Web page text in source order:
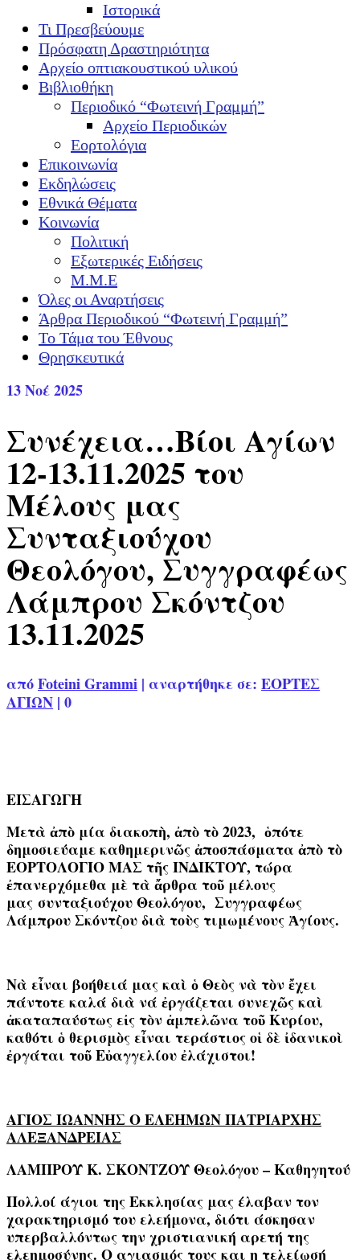
Ιστορικά
Τι Πρεσβεύουμε
Πρόσφατη Δραστηριότητα
Αρχείο οπτιακουστικού υλικού
Βιβλιοθήκη
Περιοδικό “Φωτεινή Γραμμή”
Αρχείο Περιοδικών
Εορτολόγια
Επικοινωνία
Εκδηλώσεις
Εθνικά Θέματα
Κοινωνία
Πολιτική
Εξωτερικές Ειδήσεις
Μ.Μ.Ε
Όλες οι Αναρτήσεις
Άρθρα Περιοδικού “Φωτεινή Γραμμή”
Το Τάμα του Έθνους
Θρησκευτικά
13Νοέ 2025
Συνέχεια…Βίοι Αγίων
12-13.11.2025 του
Μέλους μας
Συνταξιούχου
Θεολόγου, Συγγραφέως
Λάμπρου Σκόντζου
13.11.2025
απόFoteini Grammi | αναρτήθηκε σε: ΕΟΡΤΕΣ
ΑΓΙΩΝ | 0
ΕΙΣΑΓΩΓΗ
Μετὰ ἀπὸ μία διακοπὴ, ἀπὸ τὸ 2023, ὁπότε
δημοσιεύαμε καθημερινῶς ἀποσπάσματα ἀπὸ τὸ
ΕΟΡΤΟΛΟΓΙΟ ΜΑΣ τῆς ΙΝΔΙΚΤΟΥ, τώρα
ἐπανερχόμεθα μὲ τὰ ἄρθρα τοῦ μέλους
μας συνταξιούχου Θεολόγου, Συγγραφέως
Λάμπρου Σκόντζου διὰ τοὺς τιμωμένους Ἁγίους.
Νὰ εἶναι βοήθειά μας καὶ ὁ Θεὸς νὰ τὸν ἔχει
πάντοτε καλά διὰ νά ἐργάζεται συνεχῶς καὶ
ἀκαταπαύστως εἰς τὸν ἀμπελῶνα τοῦ Κυρίου,
καθότι ὁ θερισμὸς εἶναι τεράστιος οἱ δὲ ἰδανικοὶ
ἐργάται τοῦ Εὐαγγελίου ἐλάχιστοι!
ΑΓΙΟΣ ΙΩΑΝΝΗΣ Ο ΕΛΕΗΜΩΝ ΠΑΤΡΙΑΡΧΗΣ
ΑΛΕΞΑΝΔΡΕΙΑΣ
ΛΑΜΠΡΟΥ Κ. ΣΚΟΝΤΖΟΥ Θεολόγου – Καθηγητού
Πολλοί άγιοι της Εκκλησίας μας έλαβαν τον
χαρακτηρισμό του ελεήμονα, διότι άσκησαν
υπερβαλλόντως την χριστιανική αρετή της
ελεημοσύνης. Ο αγιασμός τους και η τελείωσή